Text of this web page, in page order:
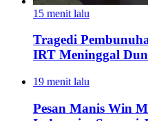
15 menit lalu
Tragedi
IRT Meninggal
19 menit lalu
Pesan Manis Win